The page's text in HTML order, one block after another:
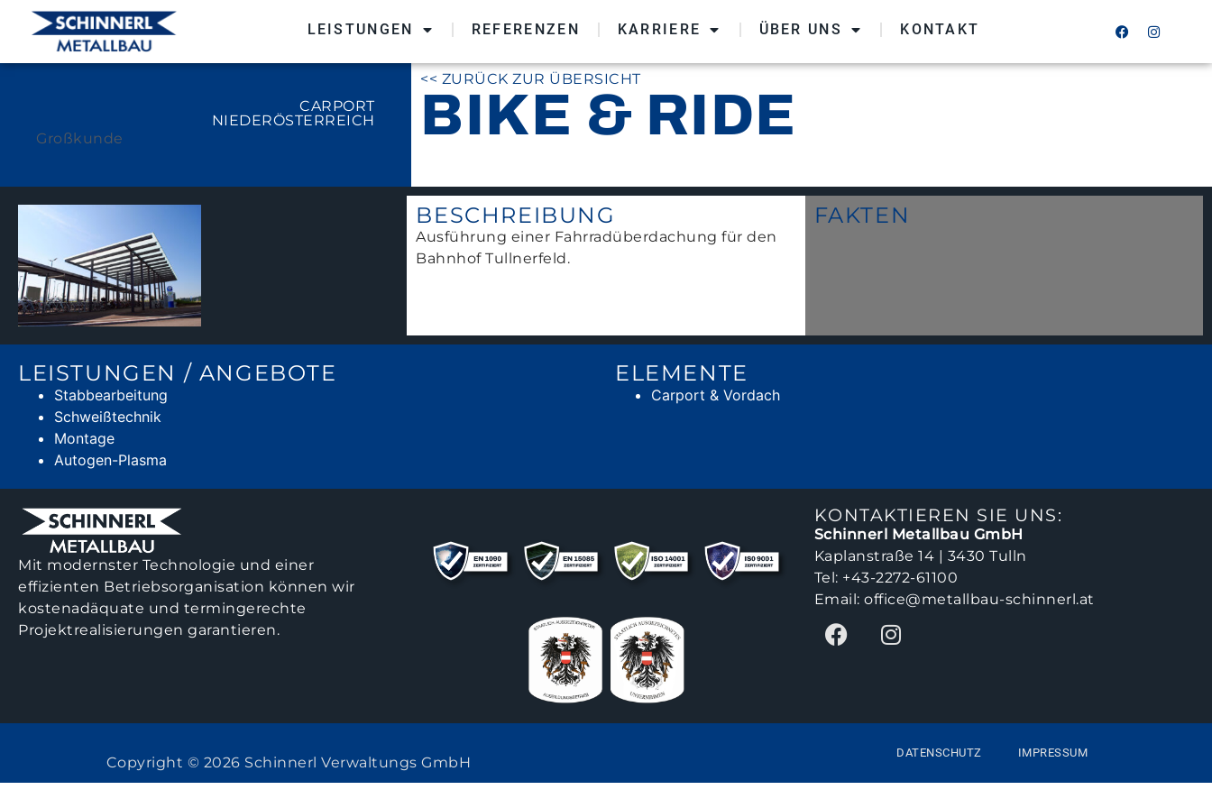
LEISTUNGEN REFERENZEN KARRIERE ÜBER UNS KONTAKT
CARPORT
NIEDERÖSTERREICH
Großkunde
<< ZURÜCK ZUR ÜBERSICHT
BIKE & RIDE
BESCHREIBUNG
Ausführung einer Fahrradüberdachung für den
Bahnhof Tullnerfeld.
FAKTEN
LEISTUNGEN / ANGEBOTE
Stabbearbeitung
Schweißtechnik
Montage
Autogen-Plasma
ELEMENTE
Carport & Vordach
Mit modernster Technologie und einer
effizienten Betriebsorganisation können wir
kostenadäquate und termingerechte
Projektrealisierungen garantieren.
KONTAKTIEREN SIE UNS:
Schinnerl Metallbau GmbH
Kaplanstraße 14 | 3430 Tulln
Tel: +43-2272-61100
Email:office@metallbau-schinnerl.at
Copyright © 2026 Schinnerl Verwaltungs GmbH
DATENSCHUTZ IMPRESSUM